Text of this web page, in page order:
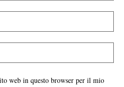
web in questo browser per il mio